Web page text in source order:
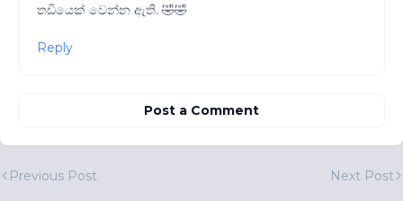
තඩියෙක් වෙන්න ඇති. 🤣🤣
Reply
Post a Comment
Previous Post Next Post